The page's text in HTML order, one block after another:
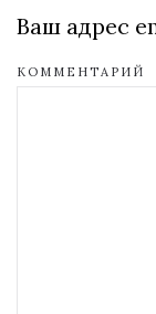
Ваш адрес
КОММЕНТАРИЙ